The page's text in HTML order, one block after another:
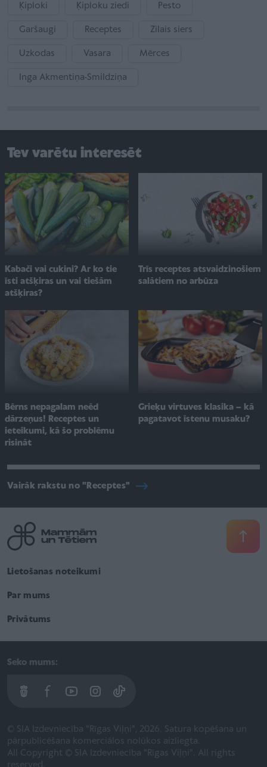
Ķiploki Ķiploku ziedi Pesto
Garšaugi Receptes Zilais siers
Uzkodas Vasara Mērces
Inga Akmentiņa-Smildziņa
Tev varētu interesēt
Kabači vai cukini? Ar ko tie
īsti atšķiras un vai tiešām
atšķiras?
Trīs receptes atsvaidzinošiem
salātiem no arbūza
Bērns nepagalam neēd
dārzeņus! Receptes un
ieteikumi, kā šo problēmu
risināt
Grieķu virtuves klasika – kā
pagatavot īstenu musaku?
Vairāk rakstu no "Receptes"
Lietošanas noteikumi
Par mums
Privātums
Seko mums:
© SIA Izdevniecība "Rīgas Viļņi", 2026. Satura kopēšana un
pārpublicēšana komerciālos nolūkos aizliegta.
All Copyright © SIA Izdevniecība "Rīgas Viļņi". All rights